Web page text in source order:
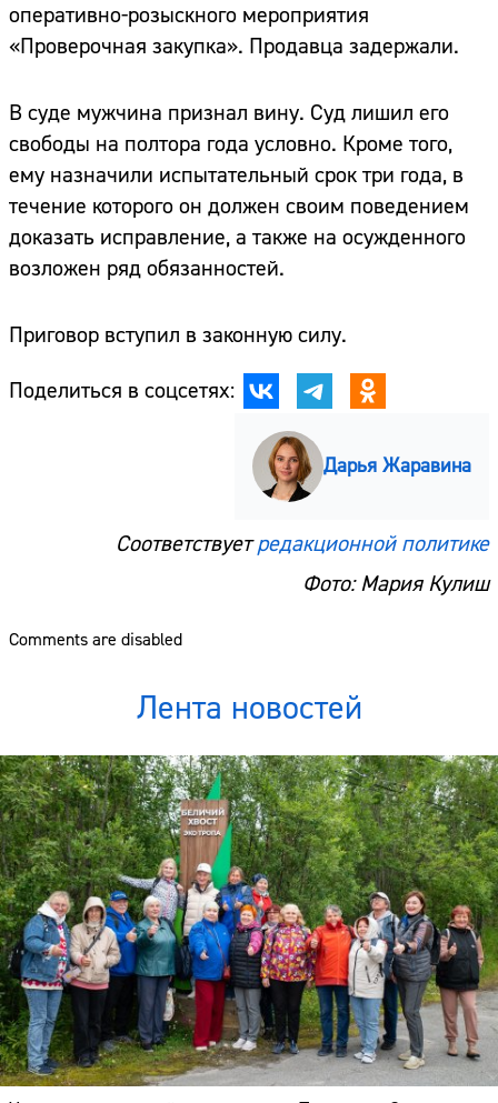
оперативно-розыскного мероприятия
«Проверочная закупка». Продавца задержали.
В суде мужчина признал вину. Суд лишил его
свободы на полтора года условно. Кроме того,
ему назначили испытательный срок три года, в
течение которого он должен своим поведением
доказать исправление, а также на осужденного
возложен ряд обязанностей.
Приговор вступил в законную силу.
Поделиться в соцсетях:
Дарья Жаравина
Соответствуетредакционной политике
Фото: Мария Кулиш
Comments are disabled
Лента новостей